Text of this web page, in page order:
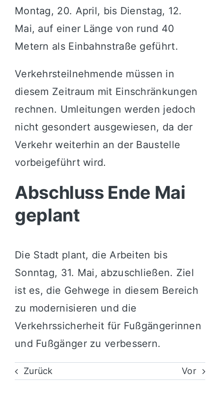
Montag, 20. April, bis Dienstag, 12.
Mai, auf einer Länge von rund 40
Metern als Einbahnstraße geführt.
Verkehrsteilnehmende müssen in
diesem Zeitraum mit Einschränkungen
rechnen. Umleitungen werden jedoch
nicht gesondert ausgewiesen, da der
Verkehr weiterhin an der Baustelle
vorbeigeführt wird.
Abschluss Ende Mai
geplant
Die Stadt plant, die Arbeiten bis
Sonntag, 31. Mai, abzuschließen. Ziel
ist es, die Gehwege in diesem Bereich
zu modernisieren und die
Verkehrssicherheit für Fußgängerinnen
und Fußgänger zu verbessern.
Zurück Vor